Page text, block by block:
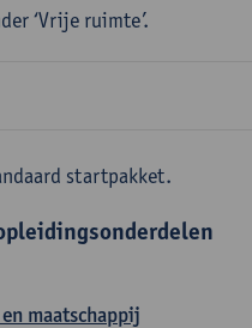
‘Vrije ruimte’.
startpakket.
maatschappij